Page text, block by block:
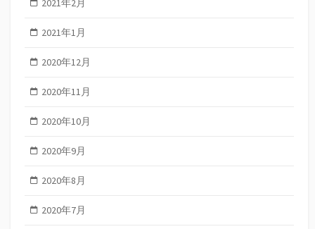
2021年1月
2020年12月
2020年11月
2020年10月
2020年9月
2020年8月
2020年7月